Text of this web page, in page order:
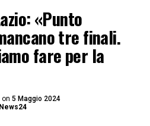
«Punto
tre finali.
fare per la
on 5 Maggio 2024